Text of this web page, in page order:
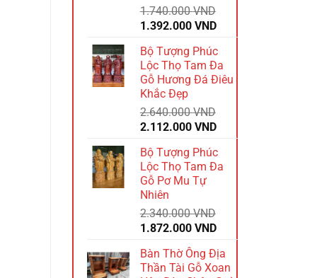
1.740.000VND
Giá
là:
1.740.000 VND.
1.392.000 VNDGiá
hiện
tại
là:
1.392.000 VND.
Bộ Tượng Phúc
Lộc Thọ Tam Đa
Gỗ Hương Đá Điêu
Khắc Đẹp
2.640.000VND
Giá
là:
2.640.000 VND.
2.112.000 VNDGiá
hiện
tại
là:
Bộ Tượng Phúc
Lộc Thọ Tam Đa
Gỗ Pơ Mu Tự
Nhiên
2.340.000VND
Giá
là:
2.340.000 VND.
1.872.000 VNDGiá
hiện
tại
là:
Bàn Thờ Ông Địa
Thần Tài Gỗ Xoan